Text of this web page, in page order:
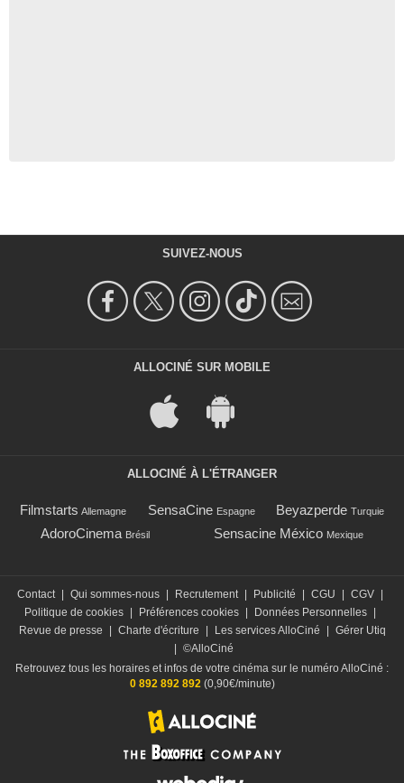
SUIVEZ-NOUS
ALLOCINÉ SUR MOBILE
ALLOCINÉ À L'ÉTRANGER
Filmstarts Allemagne SensaCine Espagne Beyazperde Turquie
AdoroCinema Brésil Sensacine México Mexique
Contact | Qui sommes-nous | Recrutement | Publicité | CGU | CGV |
Politique de cookies | Préférences cookies | Données Personnelles |
Revue de presse
| Charte d'écriture | Les services AlloCiné | Gérer Utiq
| ©AlloCiné
Retrouvez tous les horaires et infos de votre cinéma sur le numéro AlloCiné :
0 892 892 892(0,90€/minute)